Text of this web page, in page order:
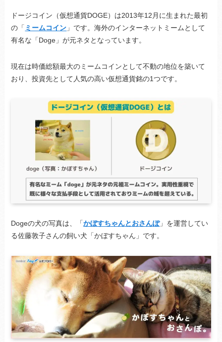
ドージコイン（仮想通貨DOGE）は2013年12月に生まれた最初
の「 ミームコイン 」です。海外のインターネットミームとして
有名な「Doge」が元ネタとなっています。
現在は時価総額最大のミームコインとして不動の地位を築いて
おり、投資先として人気の高い仮想通貨銘の1つです。
Dogeの犬の写真は、「かぼすちゃんとおさんぽ」を運営してい
る佐藤敦子さんの飼い犬「かぼすちゃん」です。